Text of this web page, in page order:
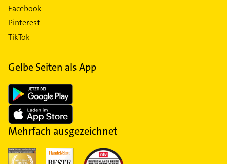
Facebook
Pinterest
TikTok
Gelbe Seiten als App
Mehrfach ausgezeichnet